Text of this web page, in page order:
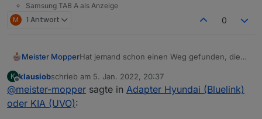
Samsung TAB A als Anzeige
M 1 Antwort 0
Meister MopperHat jemand schon einen Weg gefunden, die
verbrauchte Energie zu visualisieren?
Das wird aktuell unter dem jeweiligen
Möchte mit den Daten Leistungsänderungen
auf Langzeit beobachten.
K
Offline
klausiobschrieb am 5. Jan. 2022, 20:37
zuletzt editiert von
@meister-mopper sagte in Adapter Hyundai (Bluelink)
oder KIA (UVO):